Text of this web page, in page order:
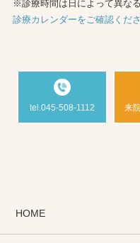
※診療時間は日によって異な
診療カレンダーをご確認くだ
tel.045-508-1112 来
HOME